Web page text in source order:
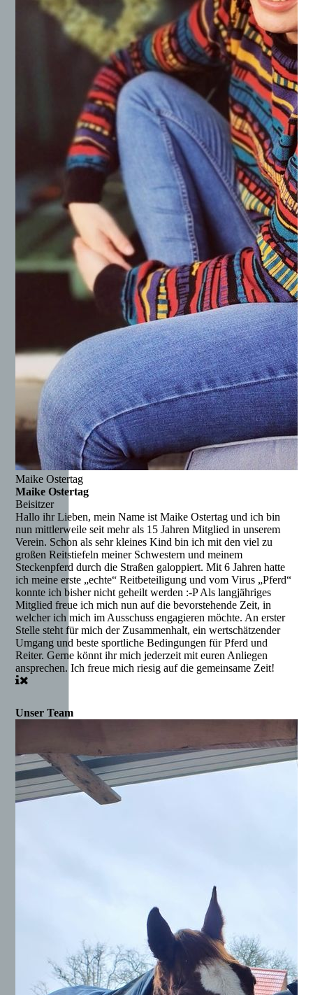
Maike Ostertag
Maike Ostertag
Beisitzer
Hallo ihr Lieben, mein Name ist Maike Ostertag und ich bin
nun mittlerweile seit mehr als 15 Jahren Mitglied in unserem
Verein. Schon als sehr kleines Kind bin ich mit den viel zu
großen Reitstiefeln meiner Schwestern und meinem
Steckenpferd durch die Straßen galoppiert. Mit 6 Jahren hatte
ich meine erste „echte“ Reitbeteiligung und vom Virus „Pferd“
konnte ich bisher nicht geheilt werden :-P Als langjähriges
Mitglied freue ich mich nun auf die bevorstehende Zeit, in
welcher ich mich im Ausschuss engagieren möchte. An erster
Stelle steht für mich der Zusammenhalt, ein wertschätzender
Umgang und beste sportliche Bedingungen für Pferd und
Reiter. Gerne könnt ihr mich jederzeit mit euren Anliegen
ansprechen. Ich freue mich riesig auf die gemeinsame Zeit!
Unser Team